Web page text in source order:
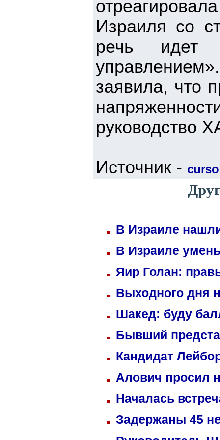
Израиля со
речь идет
заявила, что
руководство
Источник -
В Израиле
В Израиле
Яир Голан:
Выходного дня
Шакед: буду
Бывший
Кандидат
Алович просил
Началась
Задержаны 45